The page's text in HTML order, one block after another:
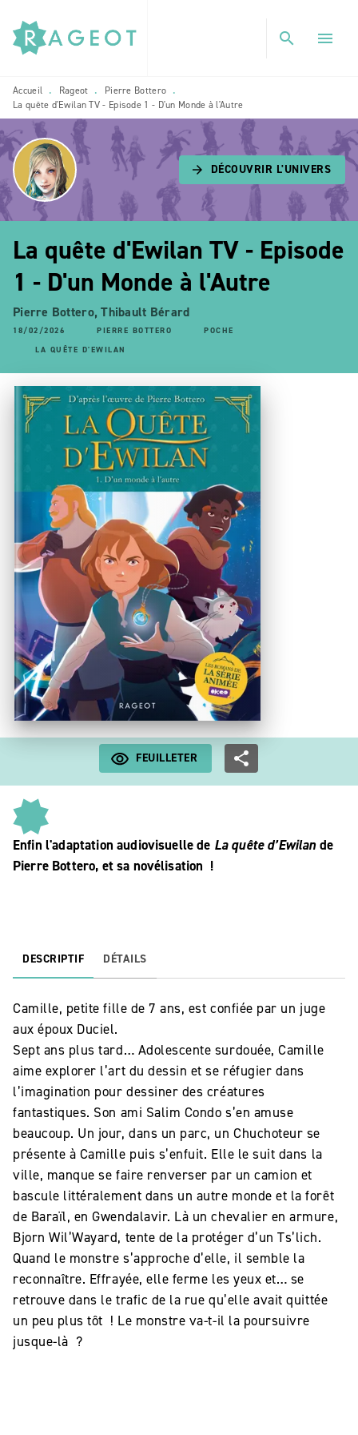
MENU RECHERCHE
PIED DE PAGE
search menu
Accueil • Rageot • Pierre Bottero •
La quête d'Ewilan TV - Episode 1 - D'un Monde à l'Autre
arrow_forward DÉCOUVRIR L'UNIVERS
La quête d'Ewilan TV - Episode
1 - D'un Monde à l'Autre
Pierre Bottero,Thibault Bérard
18/02/2026 PIERRE BOTTERO
POCHE
LA QUÊTE D'EWILAN
FEUILLETER
Enfin l'adaptation audiovisuelle de La quête d’Ewilande
Pierre Bottero, et sa novélisation !
DESCRIPTIF DÉTAILS
Camille, petite fille de 7 ans, est confiée par un juge
aux époux Duciel.
Sept ans plus tard… Adolescente surdouée, Camille
aime explorer l’art du dessin et se réfugier dans
l’imagination pour dessiner des créatures
fantastiques. Son ami Salim Condo s’en amuse
beaucoup. Un jour, dans un parc, un Chuchoteur se
présente à Camille puis s’enfuit. Elle le suit dans la
ville, manque se faire renverser par un camion et
bascule littéralement dans un autre monde et la forêt
de Baraïl, en Gwendalavir. Là un chevalier en armure,
Bjorn Wil’Wayard, tente de la protéger d’un Ts’lich.
Quand le monstre s’approche d’elle, il semble la
reconnaître. Effrayée, elle ferme les yeux et… se
retrouve dans le trafic de la rue qu’elle avait quittée
un peu plus tôt ! Le monstre va-t-il la poursuivre
jusque-là ?